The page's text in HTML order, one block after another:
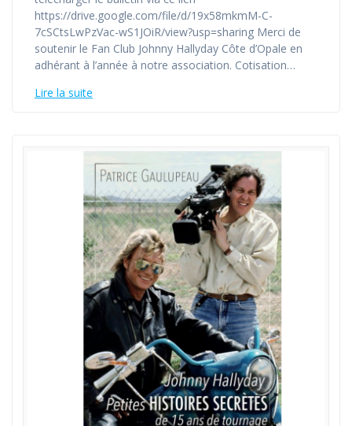
https://drive.google.com/file/d/19x58mkmM-C-
7cSCtsLwPzVac-wS1JOiR/view?usp=sharing Merci de
soutenir le Fan Club Johnny Hallyday Côte d’Opale en
adhérant à l’année à notre association. Cotisation…
Lire la suite